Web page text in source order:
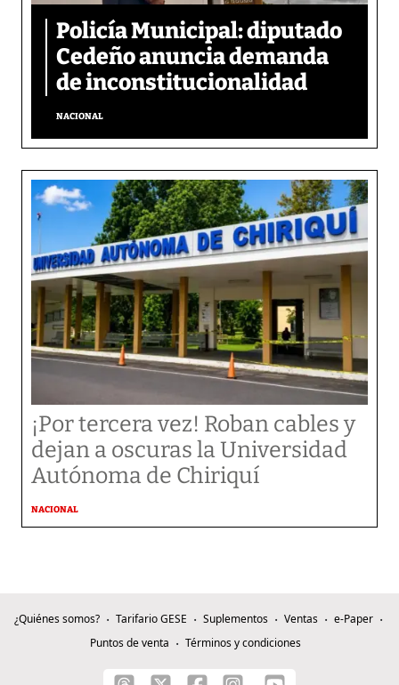
Policía Municipal: diputado
Cedeño anuncia demanda
de inconstitucionalidad
NACIONAL
¡Por tercera vez! Roban cables y
dejan a oscuras la Universidad
Autónoma de Chiriquí
NACIONAL
¿Quiénes somos? Tarifario GESE Suplementos Ventas
e-Paper
Puntos de venta
Términos y condiciones